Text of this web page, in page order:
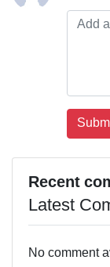
Recent
Latest
No comment